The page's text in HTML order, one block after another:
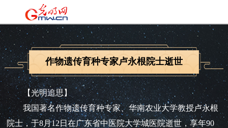
作物遗传育种专家卢永根院士逝世
【光明追思 】
我国著名作物遗传育种专家、华南农业大学教授卢永根
院士，于8月12日在广东省中医院大学城医院逝世，享年90